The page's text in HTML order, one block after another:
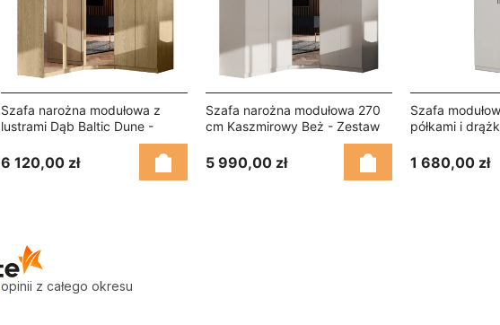
Szafa narożna modułowa z
lustrami Dąb Baltic Dune -
6 120,00 zł
Szafa narożna modułowa 270
cm Kaszmirowy Beż - Zestaw
5 990,00 zł
Szafa
półkami i
1 680,00 zł
opinii z całego okresu